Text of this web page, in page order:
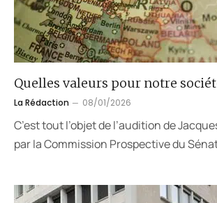
Quelles valeurs pour notre
La Rédaction 08/01/2026
C’est tout l’objet de l’audition de
par la Commission Prospective du